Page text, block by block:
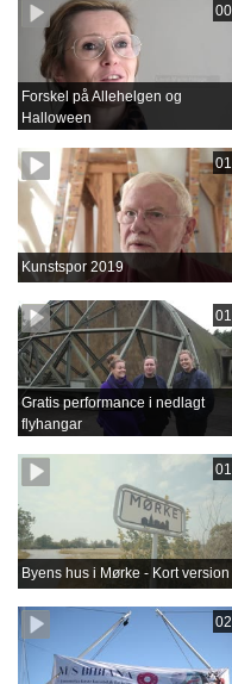
Forskel på Allehelgen og
Halloween
Kunstspor 2019
Gratis performance i nedlagt
flyhangar
Byens hus i Mørke - Kort version